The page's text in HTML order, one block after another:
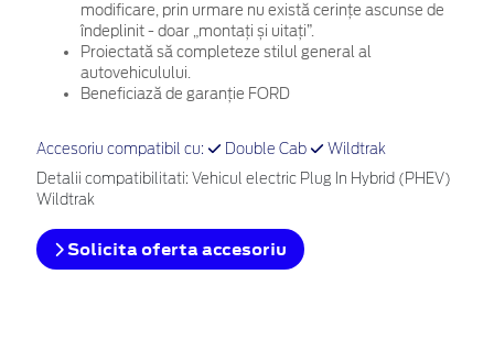
modificare, prin urmare nu există cerințe ascunse de
îndeplinit - doar „montați și uitați”.
Proiectată să completeze stilul general al
autovehiculului.
Beneficiază de garanție FORD
Accesoriu compatibil cu: Double Cab Wildtrak
Detalii compatibilitati: Vehicul electric Plug In Hybrid (PHEV)
Wildtrak
Solicita oferta accesoriu